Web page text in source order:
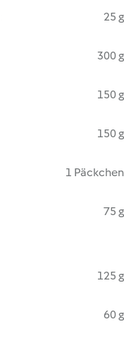
25 g
300 g
150 g
150 g
1 Päckchen
75 g
125 g
60 g